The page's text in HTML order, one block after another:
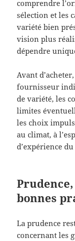
comprendre
sélection et les
variété bien
vision plus
dépendre
Avant
fournisseur
de variété, les
limites
les choix
au climat, à
d’expérience
bonnes
La prudence
concernant les